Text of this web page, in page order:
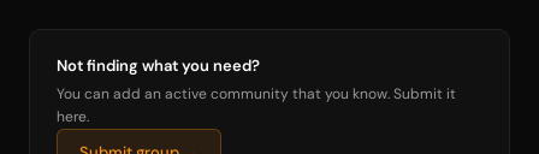
Not finding what you need?
You can add an active community that you know. Submit it
here.